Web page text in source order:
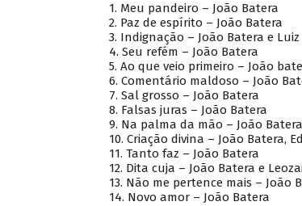
1. Meu pandeiro – João Batera
2. Paz de espírito – João Batera
3. Indignação – João Batera e
4. Seu refém – João Batera
5. Ao que veio primeiro – João
6. Comentário maldoso – João
7. Sal grosso – João Batera
8. Falsas juras – João Batera
9. Na palma da mão – João Batera
10. Criação divina – João Batera,
11. Tanto faz – João Batera
12. Dita cuja – João Batera e
13. Não me pertence mais – João
14. Novo amor – João Batera